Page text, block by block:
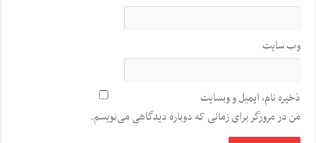
وب‌ سایت
ذخیره نام، ایمیل و وبسایت
من در مرورگر برای زمانی که دوباره دیدگاهی می‌نویسم.